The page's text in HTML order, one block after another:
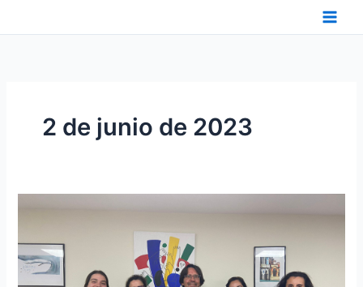
2 de junio de 2023
AICE